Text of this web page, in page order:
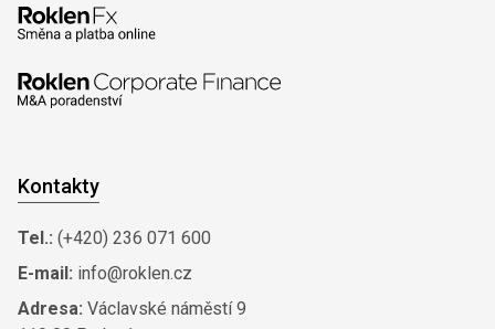
Kontakty
Tel.: (+420) 236 071 600
E-mail: info@roklen.cz
Adresa: Václavské náměstí 9